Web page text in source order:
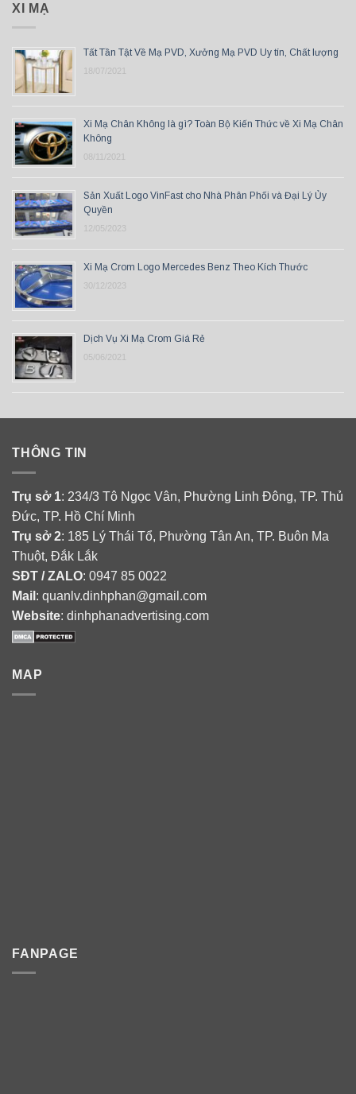
XI MẠ
Tất Tần Tật Về Mạ PVD, Xưởng Mạ PVD Uy tín, Chất lượng
18/07/2021
Xi Mạ Chân Không là gì? Toàn Bộ Kiến Thức về Xi Mạ Chân
Không
08/11/2021
Sản Xuất Logo VinFast cho Nhà Phân Phối và Đại Lý Ủy
Quyền
12/05/2023
Xi Mạ Crom Logo Mercedes Benz Theo Kích Thước
30/12/2023
Dịch Vụ Xi Mạ Crom Giá Rẻ
05/06/2021
THÔNG TIN
Trụ sở 1: 234/3 Tô Ngọc Vân, Phường Linh Đông, TP. Thủ
Đức, TP. Hồ Chí Minh
Trụ sở 2: 185 Lý Thái Tổ, Phường Tân An, TP. Buôn Ma
Thuột, Đắk Lắk
SĐT / ZALO: 0947 85 0022
Mail : quanlv.dinhphan@gmail.com
Website: dinhphanadvertising.com
MAP
FANPAGE